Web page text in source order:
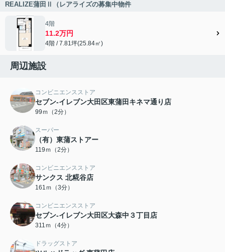
REALIZE蒲田Ⅱ（レアライズの募集中物件
4階
11.2万円
4階 / 7.81坪(25.84㎡)
周辺施設
コンビニエンスストア
セブン-イレブン大田区東蒲田キネマ通り店
99ｍ（2分）
スーパー
（有）東蒲ストアー
119ｍ（2分）
コンビニエンスストア
サンクス 北糀谷店
161ｍ（3分）
コンビニエンスストア
セブン-イレブン大田区大森中３丁目店
311ｍ（4分）
ドラッグストア